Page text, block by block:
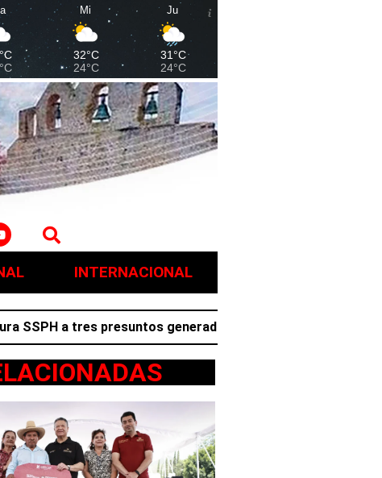
Mi
32°C
24°C
Ju
31°C
24°C
INTERNACIONAL
a tres presuntos generadores de violencia en Villa de